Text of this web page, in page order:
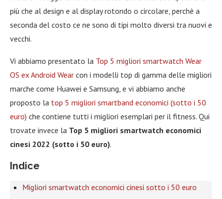
più che al design e al display rotondo o circolare, perchè a
seconda del costo ce ne sono di tipi molto diversi tra nuovi e
vecchi.
Vi abbiamo presentato la Top 5 migliori smartwatch Wear
OS ex Android Wear con i modelli top di gamma delle migliori
marche come Huawei e Samsung, e vi abbiamo anche
proposto la top 5 migliori smartband economici (sotto i 50
euro) che contiene tutti i migliori esemplari per il fitness. Qui
trovate invece la Top 5 migliori smartwatch economici
cinesi 2022 (sotto i 50 euro).
Indice
Migliori smartwatch economici cinesi sotto i 50 euro